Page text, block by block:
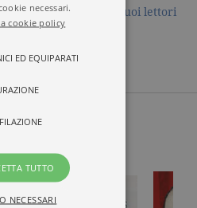
il concorso ai suoi lettori
necessari.
cookie policy
ED EQUIPARATI
TUTTO
NECESSARI